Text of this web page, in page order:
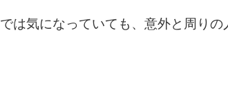
は気になっていても、意外と周りの